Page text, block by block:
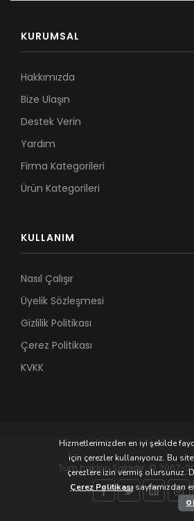
KURUMSAL
Hakkımızda
Bize Ulaşın
Destek Verin
Yardım
Firma Kategorileri
Ürün Kategorileri
KULLANIM
Nasıl Çalışır
Üyelik Sözleşmesi
Gizlilik Politikası
Çerez Politikası
KVKK
Tüm hakları Saklıdır. © 2007-
Hizmetlerimizden en iyi şekilde
için çerezler kullanıyoruz. Bu
çerezlere izin vermiş olursunuz.
Çerez Politikasısayfamızdan